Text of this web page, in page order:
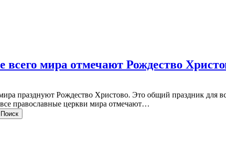
всего мира отмечают Рождество
празднуют Рождество Христово. Это общий праздник для
православные церкви мира отмечают…